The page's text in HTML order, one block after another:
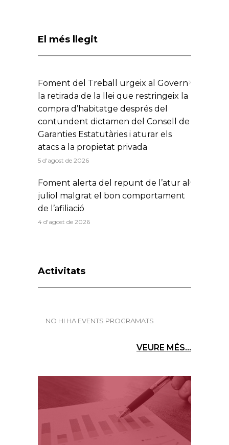
El més llegit
Foment del Treball urgeix al Govern
la retirada de la llei que restringeix la
compra d’habitatge després del
contundent dictamen del Consell de
Garanties Estatutàries i aturar els
atacs a la propietat privada
5 d'agost de 2026
Foment alerta del repunt de l’atur al
juliol malgrat el bon comportament
de l’afiliació
4 d'agost de 2026
Activitats
NO HI HA EVENTS PROGRAMATS
VEURE MÉS...